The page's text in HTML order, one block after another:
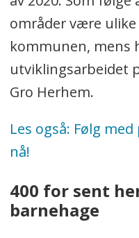
områder være
kommunen, mens
utviklingsarbeidet
Gro Herhem.
Les også: Følg
nå!
400 for sent
barnehage